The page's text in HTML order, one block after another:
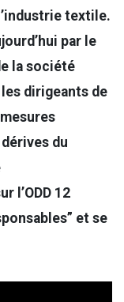
textile.
par le
la société
dirigeants de
du
l’ODD 12
et se